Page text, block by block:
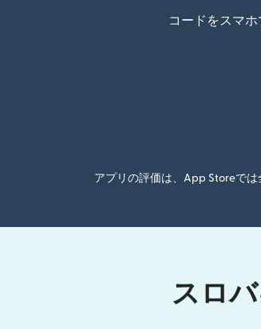
コードをスマ
アプリの評価は、App Storeで
スロ